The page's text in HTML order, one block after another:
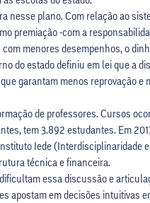
nesse plano. Com relação ao
premiação -com a
menores desempenhos, o
do estado definiu em lei que a
garantam menos reprovação
de professores. Cursos
tem 3.892 estudantes. Em
Iede (Interdisciplinaridade
técnica e financeira.
essa discussão e
apostam em decisões intuitivas